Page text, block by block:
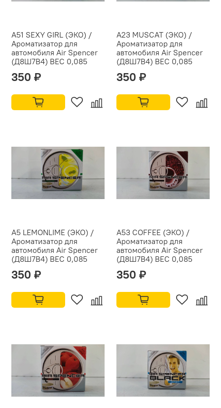
A51 SEXY GIRL (ЭКО) /
Ароматизатор для
автомобиля Air Spencer
(Д8Ш7В4) ВЕС 0,085
350 ₽
A23 MUSCAT (ЭКО) /
Ароматизатор для
автомобиля Air Spencer
(Д8Ш7В4) ВЕС 0,085
350 ₽
A5 LEMONLIME (ЭКО) /
Ароматизатор для
автомобиля Air Spencer
(Д8Ш7В4) ВЕС 0,085
350 ₽
A53 COFFEE (ЭКО) /
Ароматизатор для
автомобиля Air Spencer
(Д8Ш7В4) ВЕС 0,085
350 ₽